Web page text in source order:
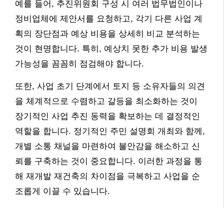
예를 들어, 추진위원회 구성 시 여러 법무법인이나
정비업체에 제안서를 요청하고, 각기 다른 사업 계
획의 장단점과 예상 비용을 상세히 비교 분석하는
것이 현명합니다. 특히, 예상치 못한 추가 비용 발생
가능성을 꼼꼼히 점검해야 합니다.
또한, 사업 초기 단계에서 토지 등 소유자들의 의견
을 체계적으로 수렴하고 갈등을 최소화하는 것이
장기적인 사업 추진 동력을 확보하는 데 결정적인
역할을 합니다. 정기적인 주민 설명회 개최와 함께,
개별 소통 채널을 마련하여 불안감을 해소하고 신
뢰를 구축하는 것이 중요합니다. 이러한 과정을 통
해 재개발 재건축의 차이점을 극복하고 사업을 순
조롭게 이끌 수 있습니다.